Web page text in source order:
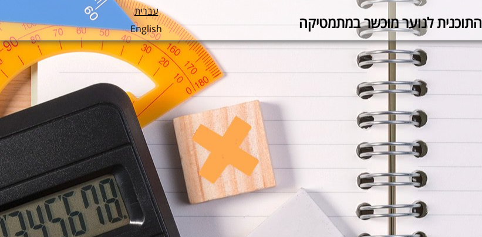
התוכנית לנוער מוכשר במתמטיקה
עברית
English